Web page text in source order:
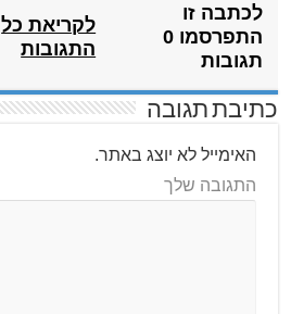
לכתבה זו
התפרסמו 0
תגובות
לקריאת כל
התגובות
כתיבת תגובה
האימייל לא יוצג באתר.
התגובה שלך